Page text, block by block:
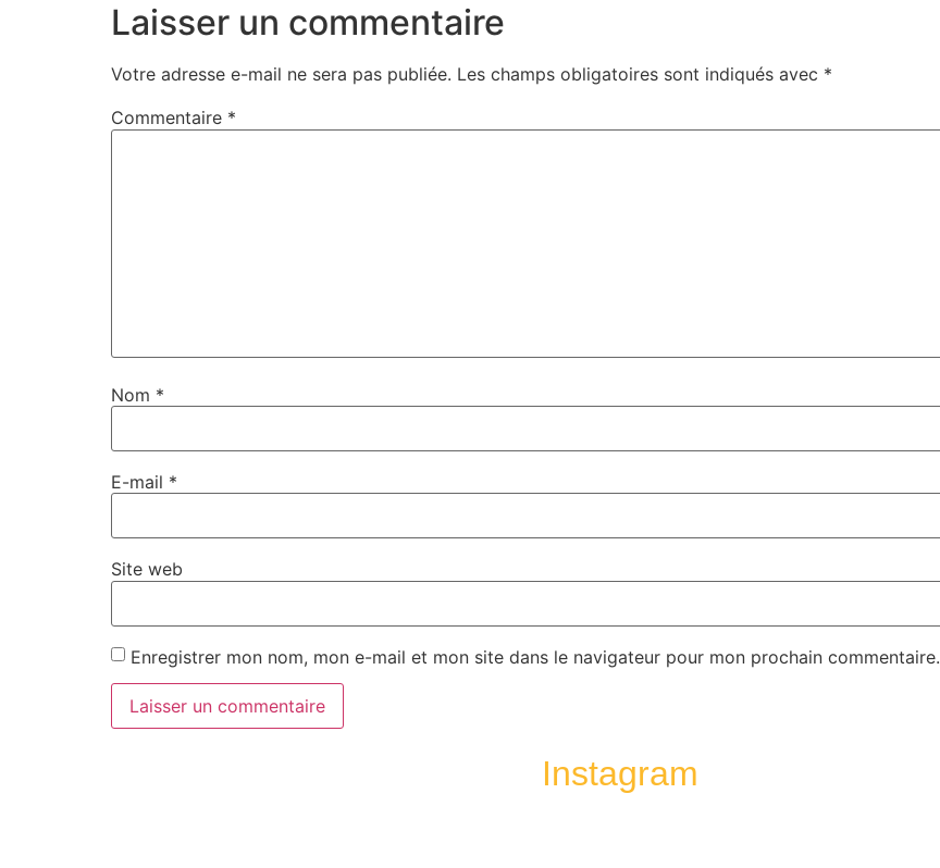
Laisser un commentaire
Votre adresse e-mail ne sera pas publiée. Les champs obligatoires sont indiqués avec *
Commentaire *
Nom *
E-mail *
Site web
Enregistrer mon nom, mon e-mail et mon site dans le navigateur pour mon prochain commentaire.
Instagram